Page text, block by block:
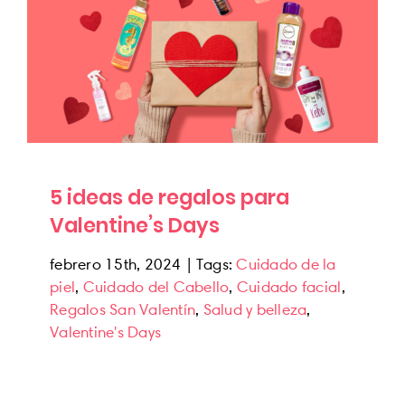
5 ideas de regalos para Valentine’s Days
News
5 ideas de regalos para
Valentine’s Days
febrero 15th, 2024 | Tags:Cuidado de la
piel, Cuidado del Cabello, Cuidado facial,
Regalos San Valentín, Salud y belleza,
Valentine's Days